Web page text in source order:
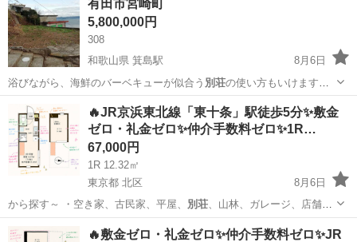
有田市宮崎町
5,800,000円
308
和歌山県 箕島駅
8月6日
浴びながら、海鮮のバーベキューが似合う 別荘の使い方もいけますね
面積は約100…
和歌山 箕島駅 土地販売/土地売買 物件
🔥JR京浜東北線「東十条」駅徒歩5分✨敷金
ゼロ・礼金ゼロ✨仲介手数料ゼロ✨1R…
67,000円
1R 12.32㎡
東京都 北区
8月6日
から探す～ ・空き家、古民家、平屋、 別荘、山林、ガレージ、店舗、
田舎暮らし、居…
アパート
🔥敷金ゼロ・礼金ゼロ✨仲介手数料ゼロ✨JR